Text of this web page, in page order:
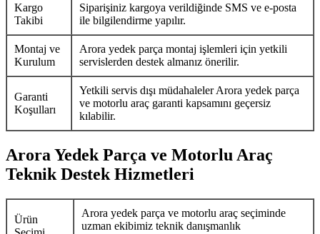
Kargo
Takibi
Siparişiniz kargoya verildiğinde SMS ve e-posta
ile bilgilendirme yapılır.
Montaj ve
Kurulum
Arora yedek parça montaj işlemleri için yetkili
servislerden destek almanız önerilir.
Garanti
Koşulları
Yetkili servis dışı müdahaleler Arora yedek parça
ve motorlu araç garanti kapsamını geçersiz
kılabilir.
Arora Yedek Parça ve Motorlu Araç
Teknik Destek Hizmetleri
Ürün
Arora yedek parça ve motorlu araç seçiminde
uzman ekibimiz teknik danışmanlık